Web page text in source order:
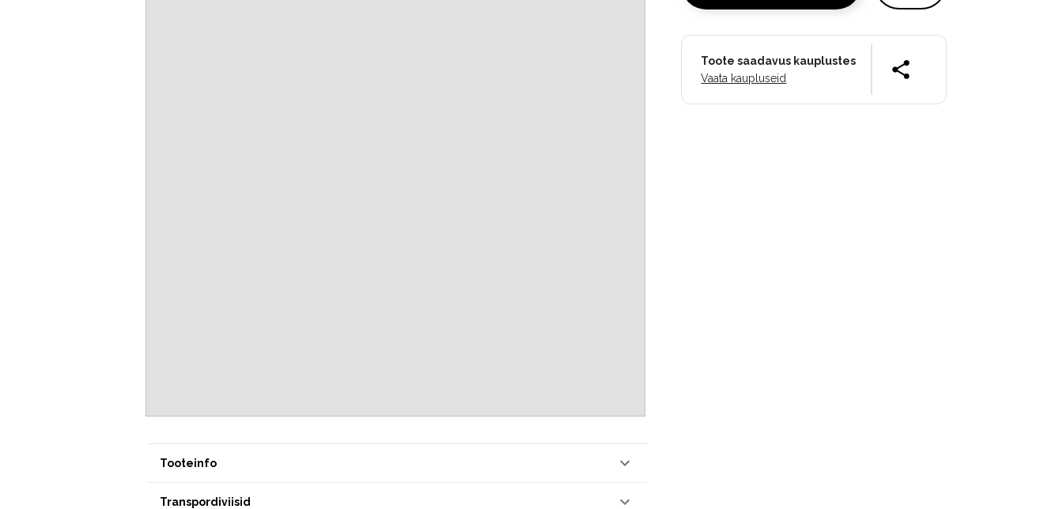
Tooteinfo
Transpordiviisid
Toote saadavus kauplustes
Vaata kaupluseid